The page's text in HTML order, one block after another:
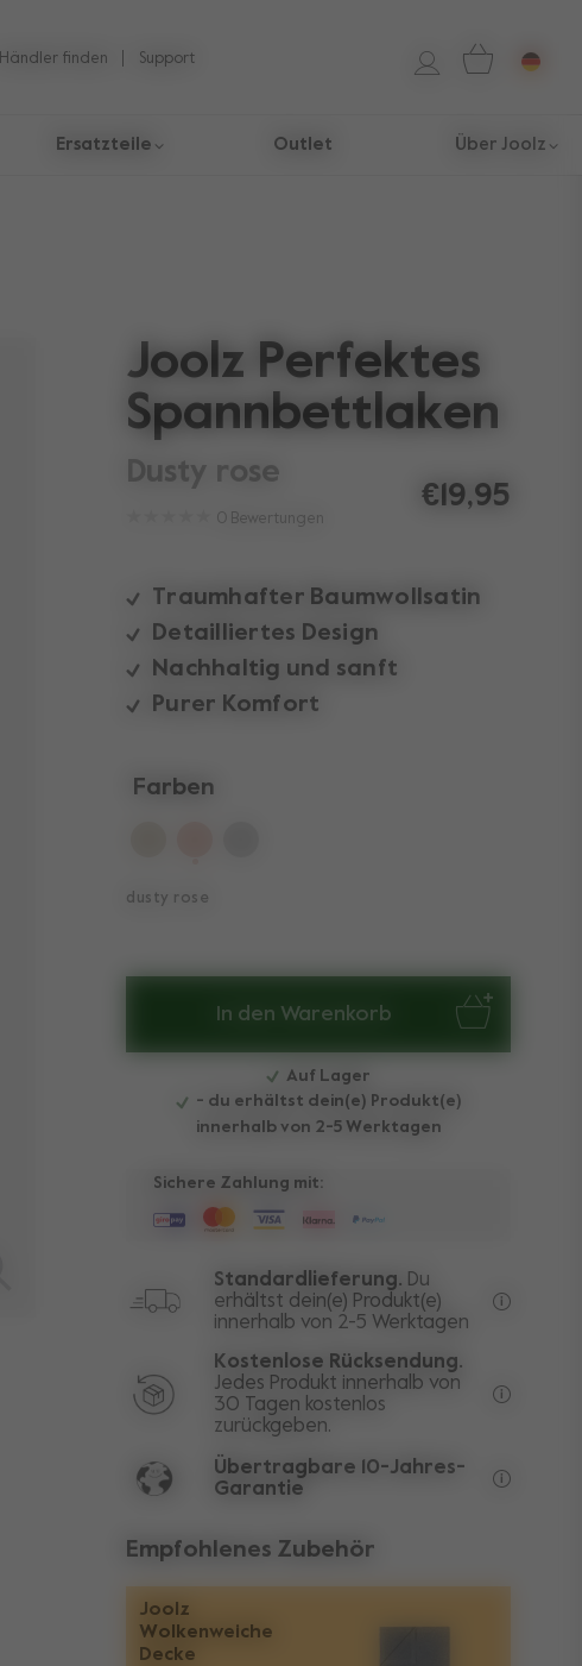
Händler finden Support
Ersatzteile Outlet Über Joolz
Joolz Perfektes
Spannbettlaken
dusty rose
0 Bewertungen
€19,95
Traumhafter Baumwollsatin
Detailliertes Design
Nachhaltig und sanft
Purer Komfort
Farben
dusty rose
In den Warenkorb
Auf Lager
- du erhältst dein(e) Produkt(e)
innerhalb von 2-5 Werktagen
Sichere Zahlung mit:
Standardlieferung. Du
erhältst dein(e) Produkt(e)
innerhalb von 2-5 Werktagen
Kostenlose Rücksendung.
Jedes Produkt innerhalb von
30 Tagen kostenlos
zurückgeben.
Übertragbare 10-Jahres-
Garantie
Empfohlenes Zubehör
Joolz
Wolkenweiche
Decke